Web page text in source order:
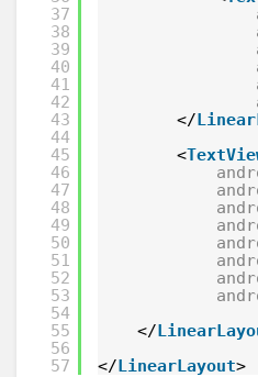
37
38
39
40
41
42
43
44
45
46
47
48
49
50
51
52
53
54
55
56
57
</
<
</
</LinearLayout>